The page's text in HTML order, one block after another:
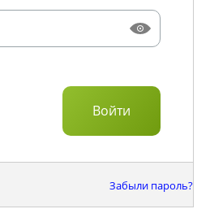
Забыли пароль?